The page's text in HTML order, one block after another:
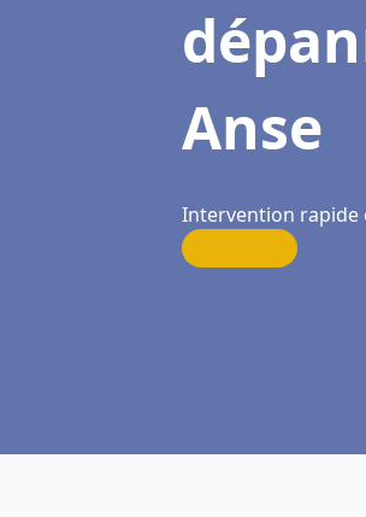
Anse
Intervention rapide